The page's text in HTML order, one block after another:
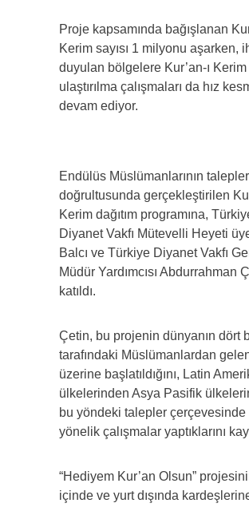
Proje kapsamında bağışlanan
Kerim sayısı 1 milyonu aşarken,
duyulan bölgelere Kur’an-ı Kerim
ulaştırılma çalışmaları da hız
devam ediyor.
Endülüs Müslümanlarının
doğrultusunda gerçekleştirilen
Kerim dağıtım programına,
Diyanet Vakfı Mütevelli Heyeti
Balcı ve Türkiye Diyanet Vakfı
Müdür Yardımcısı Abdurrahman
katıldı.
Çetin, bu projenin dünyanın dört
tarafındaki Müslümanlardan
üzerine başlatıldığını, Latin
ülkelerinden Asya Pasifik
bu yöndeki talepler çerçevesinde
yönelik çalışmalar yaptıklarını
“Hediyem Kur’an Olsun”
içinde ve yurt dışında